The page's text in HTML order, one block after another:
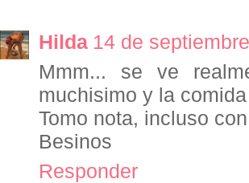
Hilda 14 de
Mmm... se ve
muchisimo y la
Tomo nota, incluso
Besinos
Responder